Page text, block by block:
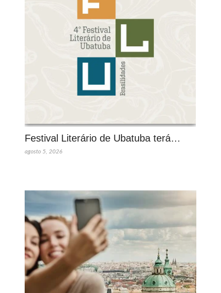
Festival Literário de Ubatuba terá…
agosto 5, 2026